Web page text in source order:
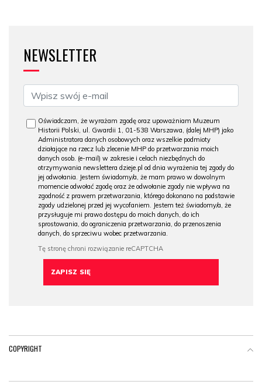
NEWSLETTER
Oświadczam, że wyrażam zgodę oraz upoważniam Muzeum
Historii Polski, ul. Gwardii 1, 01-538 Warszawa, (dalej MHP) jako
Administratora danych osobowych oraz wszelkie podmioty
działające na rzecz lub zlecenie MHP do przetwarzania moich
danych osob. (e-mail) w zakresie i celach niezbędnych do
otrzymywania newslettera dzieje.pl od dnia wyrażenia tej zgody do
jej odwołania. Jestem świadomy/a, że mam prawo w dowolnym
momencie odwołać zgodę oraz że odwołanie zgody nie wpływa na
zgodność z prawem przetwarzania, którego dokonano na podstawie
zgody udzielonej przed jej wycofaniem. Jestem też świadomy/a, że
przysługuje mi prawo dostępu do moich danych, do ich
sprostowania, do ograniczenia przetwarzania, do przenoszenia
danych, do sprzeciwu wobec przetwarzania.
COPYRIGHT